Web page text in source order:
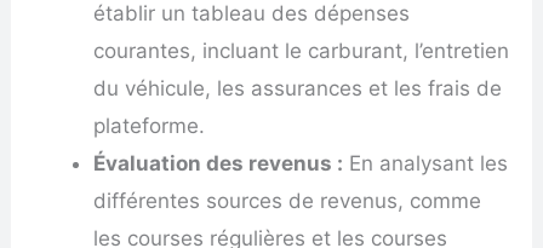
établir un tableau des dépenses
courantes, incluant le carburant, l’entretien
du véhicule, les assurances et les frais de
plateforme.
Évaluation des revenus : En analysant les
différentes sources de revenus, comme
les courses régulières et les courses